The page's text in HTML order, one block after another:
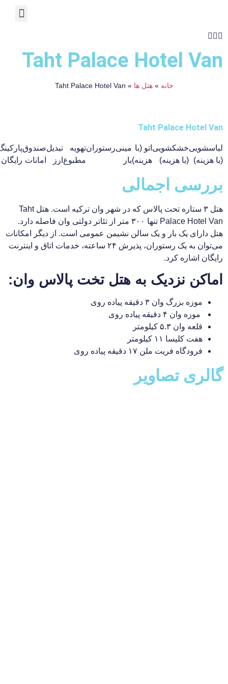
Taht Palace Hotel
هتل ها »
Taht Palace Hotel Van
Taht Palace
خشکشویی
(با هزینه)
اتو (با
هزینه)
مینی
بار
رستوران تهویه
تبدیل
ارز
صندوق
امانات
پارکینگ
رایگان
اینترنت
رایگان
اجمالی
هتل ۳ ستاره تحت پالاس که در شهر وان ترکیه است. هتل Taht
Palace Hotel Van تنها ۳۰۰ متر از تئاتر دولتی وان فاصله دارد.
یک بار و یک سالن نشیمن عمومی است. از دیگر امکانات
می‌توان به یک رستوران، پذیرش ۲۴ ساعته، خدمات اتاق و اینترنت
اشاره کرد.
نزدیک به هتل تخت پالاس وان:
بزرگ وان ۳ دقیقه پیاده روی
وان ۴ دقیقه پیاده روی
وان ۵.۳ کیلومتر
کلیسا ۱۱ کیلومتر
فریت ملن ۱۷ دقیقه پیاده روی
تصاویر